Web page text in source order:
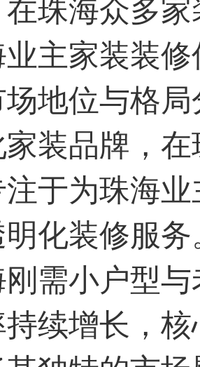
主家装装
地位与格
装品牌，
于为珠海
化装修服
需小户型
续增长，